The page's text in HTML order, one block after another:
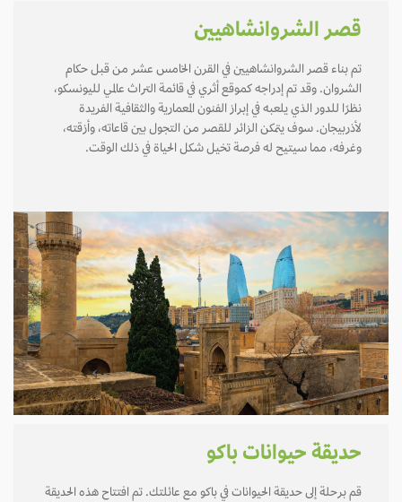
قصر الشروانشاهيين
تم بناء قصر الشروانشاهيين في القرن الخامس عشر من قبل حكام
الشروان. وقد تم إدراجه كموقع أثري في قائمة التراث عالمي لليونسكو،
نظرًا للدور الذي يلعبه في إبراز الفنون المعمارية والثقافية الفريدة
لأذربيجان. سوف يتمكن الزائر للقصر من التجول بين قاعاته، وأزقته،
وغرفه، مما سيتيح له فرصة تخيل شكل الحياة في ذلك الوقت.
حديقة حيوانات باكو
قم برحلة إلى حديقة الحيوانات في باكو مع عائلتك. تم افتتاح هذه الحديقة